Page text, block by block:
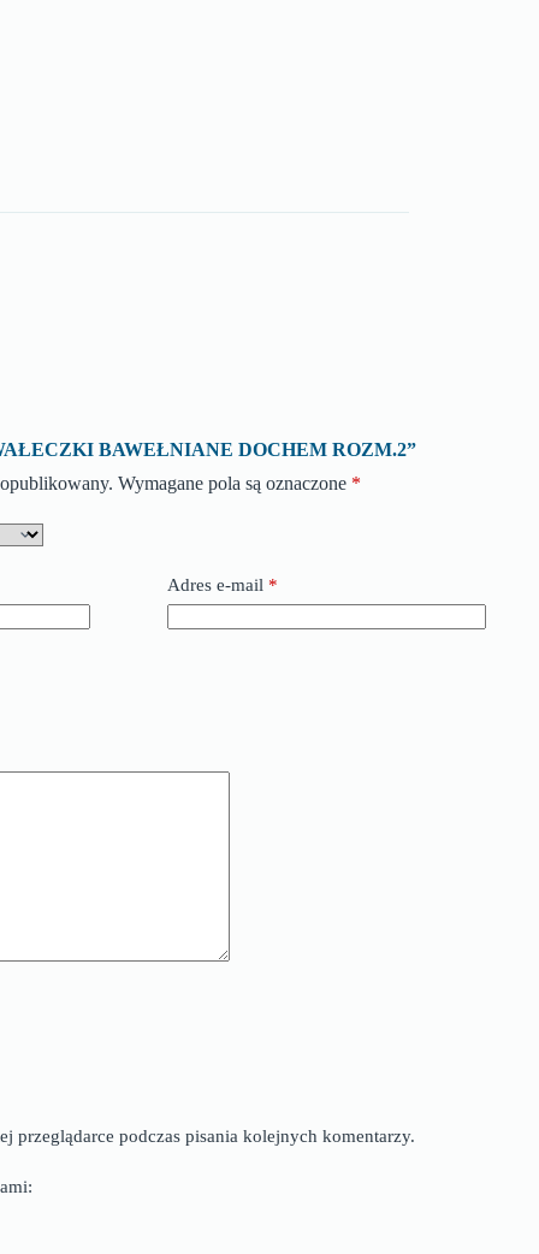
BAWEŁNIANE DOCHEM ROZM.2”
Wymagane pola są oznaczone *
Adres e-mail *
przeglądarce podczas pisania kolejnych komentarzy.